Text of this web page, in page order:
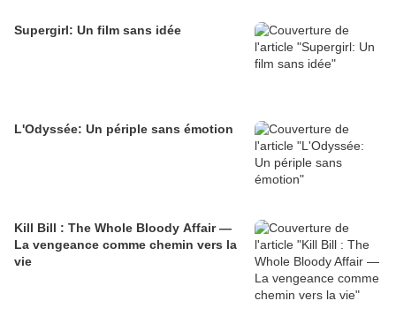
Supergirl: Un film sans idée
L'Odyssée: Un périple sans émotion
Kill Bill : The Whole Bloody Affair —
La vengeance comme chemin vers la
vie